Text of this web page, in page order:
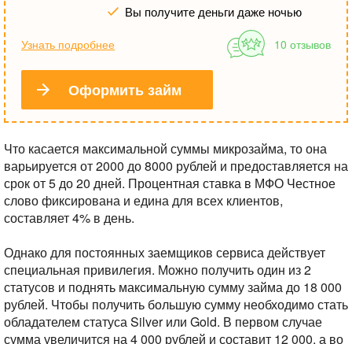
Вы получите деньги даже ночью
Узнать подробнее 10 отзывов
Оформить займ
Что касается максимальной суммы микрозайма, то она
варьируется от 2000 до 8000 рублей и предоставляется на
срок от 5 до 20 дней. Процентная ставка в МФО Честное
слово фиксирована и едина для всех клиентов,
составляет 4% в день.
Однако для постоянных заемщиков сервиса действует
специальная привилегия. Можно получить один из 2
статусов и поднять максимальную сумму займа до 18 000
рублей. Чтобы получить большую сумму необходимо стать
обладателем статуса Silver или Gold. В первом случае
сумма увеличится на 4 000 рублей и составит 12 000, а во